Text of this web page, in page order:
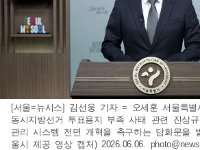
[서울=뉴시스] 김선웅 기자 = 오세훈 서울특
동시지방선거 투표용지 부족 사태 관련 진상
관리 시스템 전면 개혁을 촉구하는 담화문을
울시 제공 영상 캡처) 2026.06.06.